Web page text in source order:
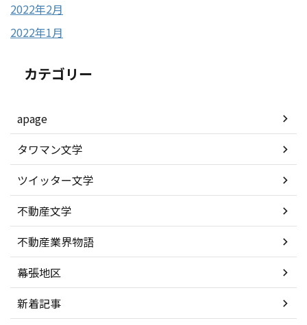
2022年2月
2022年1月
カテゴリー
apage
タワマン文学
ツイッター文学
不動産文学
不動産業界物語
幕張地区
新着記事